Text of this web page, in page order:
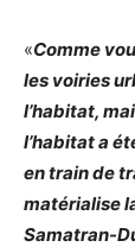
«Comme
les voiries
l’habitat,
l’habitat a
en train de
matérialise
Samatran-